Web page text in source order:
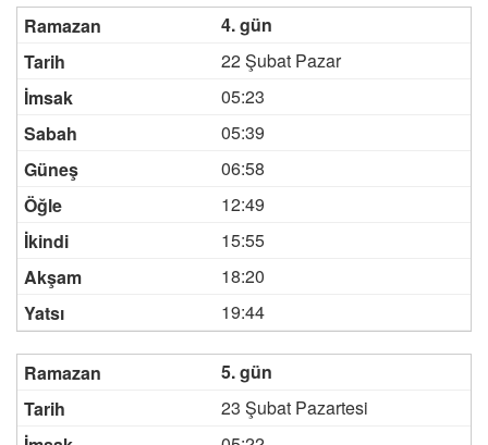
4. gün
22 Şubat Pazar
05:23
05:39
06:58
12:49
15:55
18:20
19:44
5. gün
23 Şubat Pazartesi